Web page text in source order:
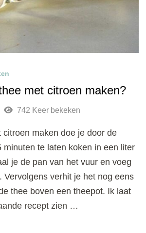
met citroen maken?
742 Keer bekeken
citroen maken doe je door de
minuten te laten koken in een liter
je de pan van het vuur en voeg
Vervolgens verhit je het nog eens
thee boven een theepot. Ik laat
recept zien …